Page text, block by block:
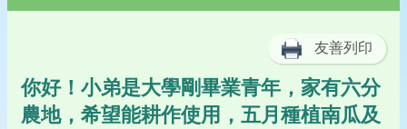
友善列印
你好！小弟是大學剛畢業青年，家有六分
農地，希望能耕作使用，五月種植南瓜及